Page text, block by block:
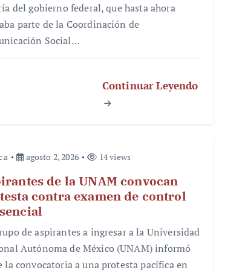
del gobierno federal, que hasta ahora
parte de la Coordinación de
Social…
Continuar Leyendo
agosto 2, 2026 14 views
de la UNAM convocan
contra examen de control
de aspirantes a ingresar a la Universidad
Autónoma de México (UNAM) informó
la convocatoria a una protesta pacífica en